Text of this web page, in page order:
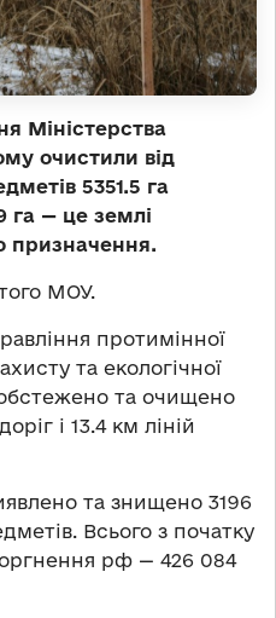
Міністерства
очистили від
5351.5 га
га — це землі
призначення.
МОУ.
протимінної
та екологічної
та очищено
і 13.4 км ліній
та знищено 3196
Всього з початку
рф — 426 084